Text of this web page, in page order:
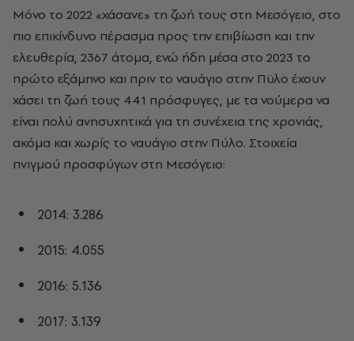
Μόνο το 2022 «χάσανε» τη ζωή τους στη Μεσόγειο, στο
πιο επικίνδυνο πέρασμα προς την επιβίωση και την
ελευθερία, 2367 άτομα, ενώ ήδη μέσα στο 2023 το
πρώτο εξάμηνο και πριν το ναυάγιο στην Πϋλο έχουν
χάσει τη ζωή τους 441 πρόσφυγες, με τα νούμερα να
είναι πολύ ανησυχητικά για τη συνέχεια της χρονιάς,
ακόμα και χωρίς το ναυάγιο στην Πύλο. Στοιχεία
πνιγμού προσφύγων στη Μεσόγειο:
2014: 3.286
2015: 4.055
2016: 5.136
2017: 3.139